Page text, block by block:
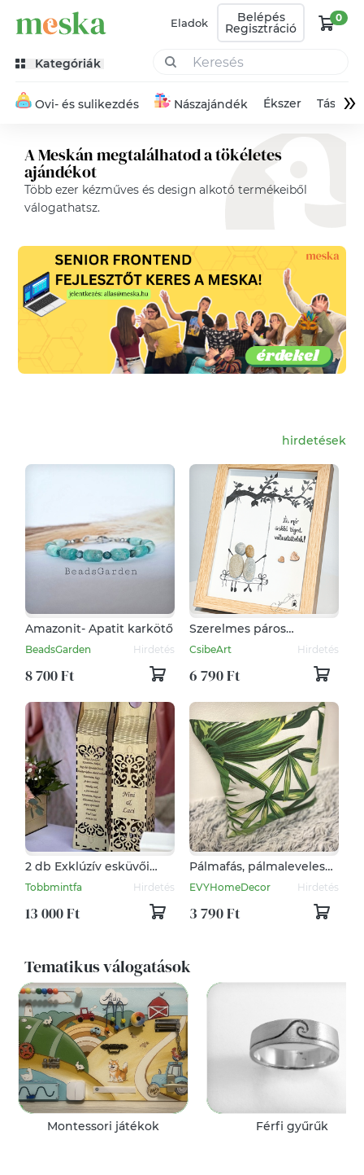
Eladok Belépés
Regisztráció
0
Kategóriák
Ovi- és sulikezdés Nászajándék Ékszer Táska»
A Meskán megtalálhatod a tökéletes
ajándékot
Több ezer kézműves és design alkotó termékeiből
válogathatsz.
hirdetések
Amazonit- Apatit karkötő
BeadsGarden Hirdetés
8 700 Ft
Szerelmes páros
kavicskép - idézettel,
egyedi szöveggel
CsibeArt Hirdetés
6 790 Ft
2 db Exklúzív esküvői
bortartó szülőköszöntő
ajándék
Tobbmintfa Hirdetés
13 000 Ft
Pálmafás, pálmaleveles
díszpárnahuzat (40cm)
trópusi levél növényes
párna, kerti párna
EVYHomeDecor Hirdetés
3 790 Ft
Tematikus válogatások
Montessori játékok Férfi gyűrűk